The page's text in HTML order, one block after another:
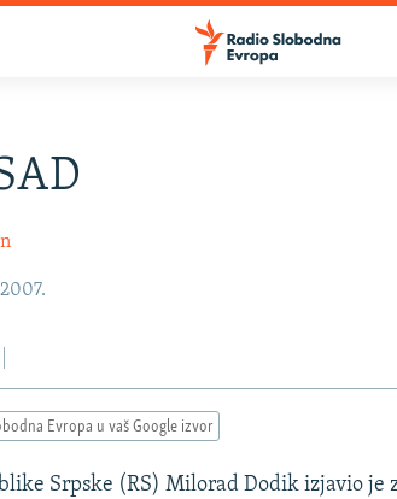
Evropa u vaš Google izvor
Srpske (RS) Milorad Dodik izjavio je